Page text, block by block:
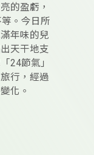
的盈虧，
。今日所
年味的兒
天干地支
24節氣」
行，經過
化。